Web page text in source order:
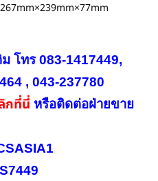
ม โทร 083-1417449,
, 043-237780
กที่นี่ หรือติดต่อฝ่ายขาย